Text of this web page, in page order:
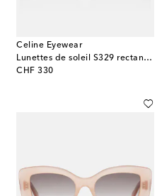
Celine Eyewear
Lunettes de soleil S329 rectangulaires
CHF 330
original price